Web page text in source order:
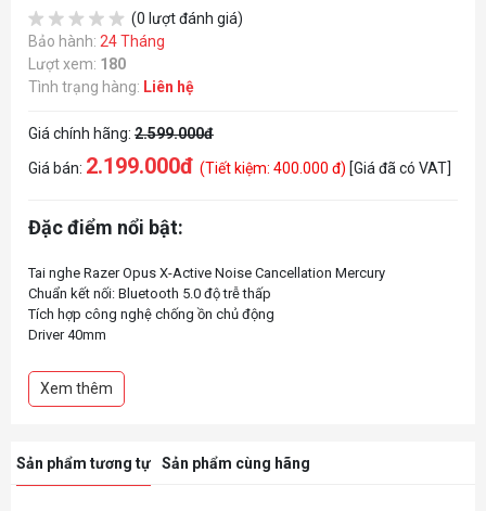
(0 lượt đánh giá)
Bảo hành: 24 Tháng
Lượt xem: 180
Tình trạng hàng: Liên hệ
Giá chính hãng: 2.599.000đ
Giá bán: 2.199.000đ (Tiết kiệm: 400.000 đ) [Giá đã có VAT]
Đặc điểm nổi bật:
Tai nghe Razer Opus X-Active Noise Cancellation Mercury
Chuẩn kết nối: Bluetooth 5.0 độ trễ thấp
Tích hợp công nghệ chống ồn chủ động
Driver 40mm
Xem thêm
Sản phẩm tương tự Sản phẩm cùng hãng